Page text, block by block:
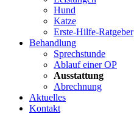
Hund
Katze
Erste-Hilfe-Ratgeber
Behandlung
Sprechstunde
Ablauf einer OP
Ausstattung
Abrechnung
Aktuelles
Kontakt